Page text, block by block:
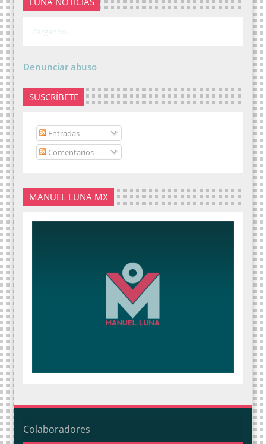
Cargando...
Denunciar abuso
SUSCRÍBETE
Entradas
Comentarios
MANUEL LUNA MX
Colaboradores